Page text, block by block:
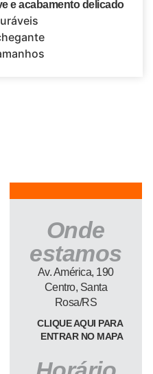
e acabamento delicado
Onde
estamos
Av. América, 190
Centro, Santa
Rosa/RS
CLIQUE AQUI PARA
ENTRAR NO MAPA